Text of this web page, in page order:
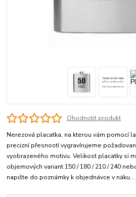
Ohodnotit produkt
Nerezová placatka, na kterou vám pomocí
precizní přesností vygravírujeme
vyobrazeného motivu. Velikost placatky si
objemových variant 150 / 180 / 210 / 240
napište do poznámky k objednávce v náku...